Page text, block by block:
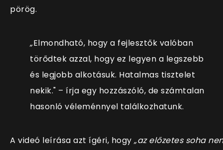
pörög.
„Elmondható, hogy a fejlesztők valóban
törődtek azzal, hogy ez legyen a legszebb
és legjobb alkotásuk. Hatalmas tisztelet
nekik." – írja egy hozzászóló, de számtalan
hasonló véleménnyel találkozhatunk.
A videó leírása azt ígéri, hogy „az előzetes soha